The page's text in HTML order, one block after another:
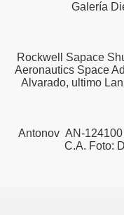
Galería
Rockwell Sapace
Aeronautics Space
Alvarado, ultimo
Antonov AN-124100
C.A. Foto:
Rusia